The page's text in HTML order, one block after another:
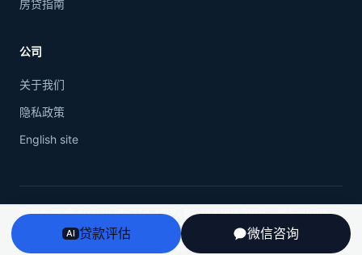
房贷指南
English site
AI 贷款评估 微信咨询